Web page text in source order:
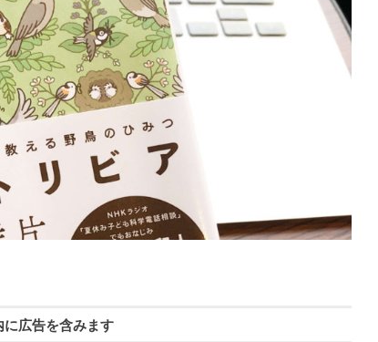
に広告を含みます